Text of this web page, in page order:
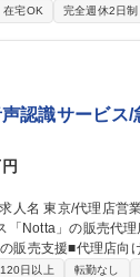
アプローチ ■課題
在宅OK 完全週休2日制
認識サービス
「Notta」の販売代
向け勉強会の企画、実施 SaaS
立案から実行までを
日以上 転勤なし